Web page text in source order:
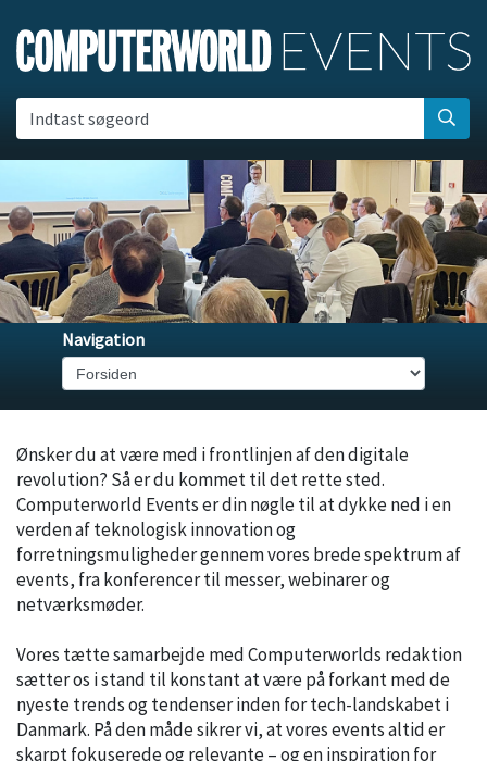
Indtast søgeord
Navigation
Ønsker du at være med i frontlinjen af den digitale
revolution? Så er du kommet til det rette sted.
Computerworld Events er din nøgle til at dykke ned i en
verden af teknologisk innovation og
forretningsmuligheder gennem vores brede spektrum af
events, fra konferencer til messer, webinarer og
netværksmøder.
Vores tætte samarbejde med Computerworlds redaktion
sætter os i stand til konstant at være på forkant med de
nyeste trends og tendenser inden for tech-landskabet i
Danmark. På den måde sikrer vi, at vores events altid er
skarpt fokuserede og relevante – og en inspiration for